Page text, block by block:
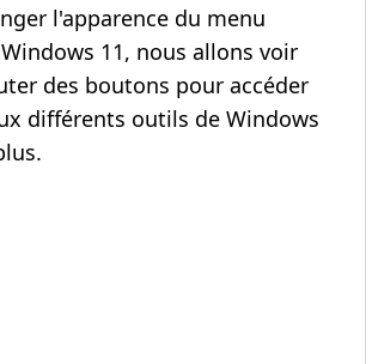
l'apparence du menu
11, nous allons voir
des boutons pour accéder
différents outils de Windows